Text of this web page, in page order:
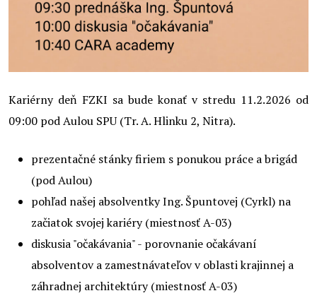
Kariérny deň FZKI sa bude konať v stredu 11.2.2026 od
09:00 pod Aulou SPU (Tr. A. Hlinku 2, Nitra).
prezentačné stánky firiem s ponukou práce a brigád
(pod Aulou)
pohľad našej absolventky Ing. Špuntovej (Cyrkl) na
začiatok svojej kariéry (miestnosť A-03)
diskusia "očakávania" - porovnanie očakávaní
absolventov a zamestnávateľov v oblasti krajinnej a
záhradnej architektúry (miestnosť A-03)